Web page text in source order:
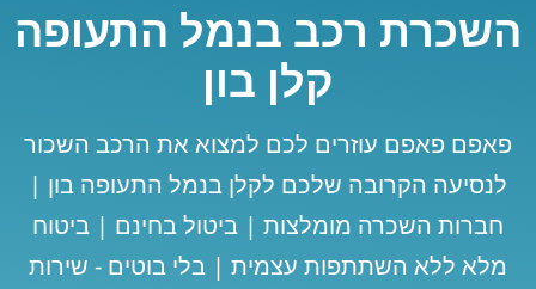
השכרת רכב בנמל התעופה
קלן בון
פאפם פאפם עוזרים לכם למצוא את הרכב השכור
לנסיעה הקרובה שלכם לקלן בנמל התעופה בון |
חברות השכרה מומלצות | ביטול בחינם | ביטוח
מלא ללא השתתפות עצמית | בלי בוטים - שירות